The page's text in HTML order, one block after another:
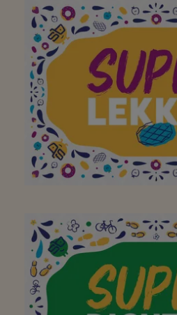
Aan mijn
buurtsuper
plezier, en
of te
doen!